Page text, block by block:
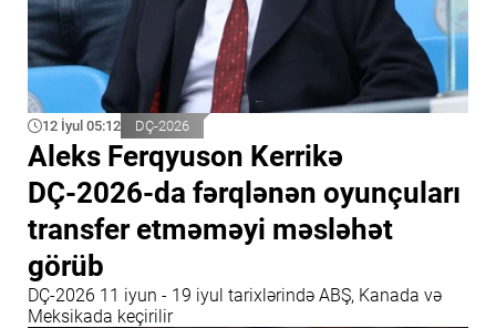
12 İyul 05:12 DÇ-2026
Aleks Ferqyuson Kerrikə
DÇ-2026-da fərqlənən oyunçuları
transfer etməməyi məsləhət
görüb
DÇ-2026 11 iyun - 19 iyul tarixlərində ABŞ, Kanada və
Meksikada keçirilir